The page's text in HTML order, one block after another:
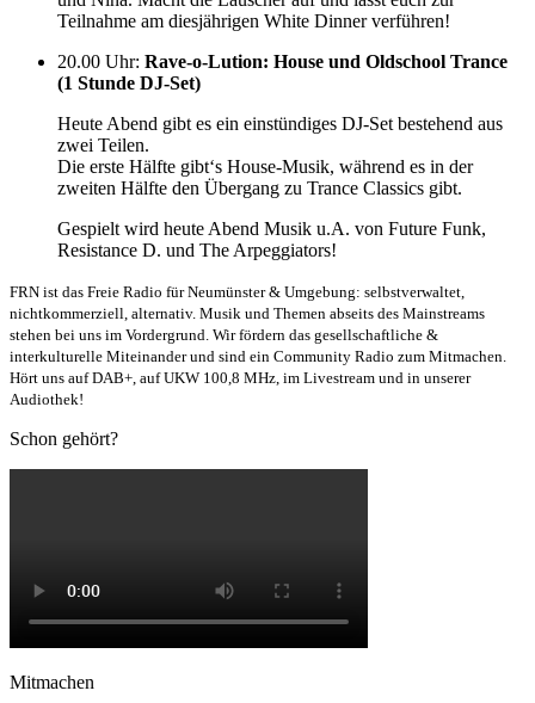
Teilnahme am diesjährigen White Dinner verführen!
20.00 Uhr: Rave-o-Lution: House und Oldschool Trance
(1 Stunde DJ-Set)
Heute Abend gibt es ein einstündiges DJ-Set bestehend aus
zwei Teilen.
Die erste Hälfte gibt‘s House-Musik, während es in der
zweiten Hälfte den Übergang zu Trance Classics gibt.
Gespielt wird heute Abend Musik u.A. von Future Funk,
Resistance D. und The Arpeggiators!
FRN ist das Freie Radio für Neumünster & Umgebung: selbstverwaltet,
nichtkommerziell, alternativ. Musik und Themen abseits des Mainstreams
stehen bei uns im Vordergrund. Wir fördern das gesellschaftliche &
interkulturelle Miteinander und sind ein Community Radio zum Mitmachen.
Hört uns auf DAB+, auf UKW 100,8 MHz, im Livestream und in unserer
Audiothek!
Schon gehört?
Mitmachen